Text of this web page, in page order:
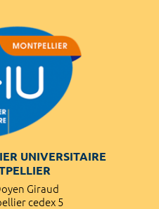
UNIVERSITAIRE
Giraud
cedex 5